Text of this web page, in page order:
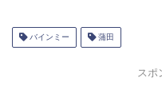
バインミー 蒲田
スポ